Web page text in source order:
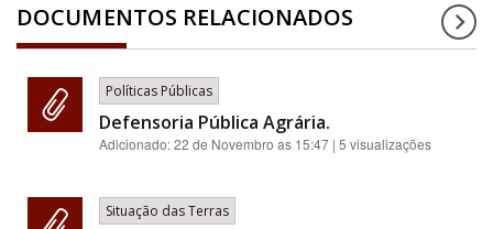
DOCUMENTOS RELACIONADOS
Políticas Públicas
Defensoria Pública Agrária.
Adicionado:22 de Novembro as 15:47 | 5 visualizações
Situação das Terras